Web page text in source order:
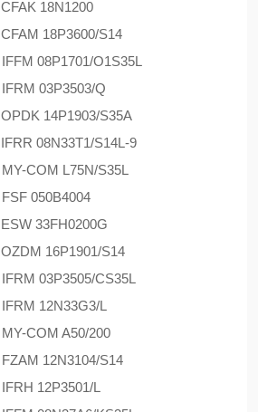
18N1200
18P3600/S14
08P1701/O1S35L
03P3503/Q
14P1903/S35A
08N33T1/S14L-9
COM L75N/S35L
050B4004
33FH0200G
16P1901/S14
03P3505/CS35L
12N33G3/L
COM A50/200
12N3104/S14
12P3501/L